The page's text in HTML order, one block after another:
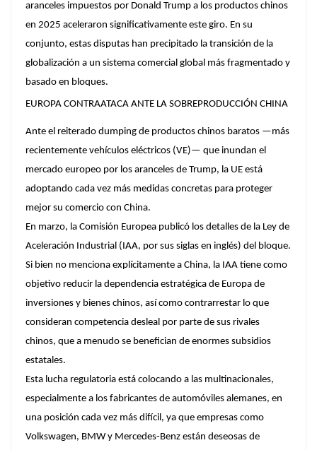
aranceles impuestos por Donald Trump a los productos chinos
en 2025 aceleraron significativamente este giro. En su
conjunto, estas disputas han precipitado la transición de la
globalización a un sistema comercial global más fragmentado y
basado en bloques.
EUROPA CONTRAATACA ANTE LA SOBREPRODUCCIÓN CHINA
Ante el reiterado dumping de productos chinos baratos —más
recientemente vehículos eléctricos (VE)— que inundan el
mercado europeo por los aranceles de Trump, la UE está
adoptando cada vez más medidas concretas para proteger
mejor su comercio con China.
En marzo, la Comisión Europea publicó los detalles de la Ley de
Aceleración Industrial (IAA, por sus siglas en inglés) del bloque.
Si bien no menciona explícitamente a China, la IAA tiene como
objetivo reducir la dependencia estratégica de Europa de
inversiones y bienes chinos, así como contrarrestar lo que
consideran competencia desleal por parte de sus rivales
chinos, que a menudo se benefician de enormes subsidios
estatales.
Esta lucha regulatoria está colocando a las multinacionales,
especialmente a los fabricantes de automóviles alemanes, en
una posición cada vez más difícil, ya que empresas como
Volkswagen, BMW y Mercedes-Benz están deseosas de